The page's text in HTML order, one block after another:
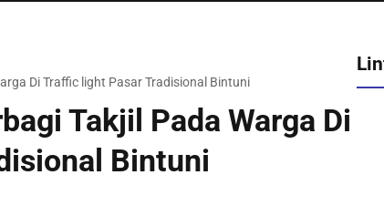
Di Traffic light Pasar Tradisional Bintuni
Takjil Pada Warga Di
Bintuni